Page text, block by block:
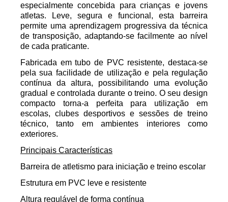
especialmente concebida para crianças e jovens
atletas. Leve, segura e funcional, esta barreira
permite uma aprendizagem progressiva da técnica
de transposição, adaptando-se facilmente ao nível
de cada praticante.
Fabricada em tubo de PVC resistente, destaca-se
pela sua facilidade de utilização e pela regulação
contínua da altura, possibilitando uma evolução
gradual e controlada durante o treino. O seu design
compacto torna-a perfeita para utilização em
escolas, clubes desportivos e sessões de treino
técnico, tanto em ambientes interiores como
exteriores.
Principais Características
Barreira de atletismo para iniciação e treino escolar
Estrutura em PVC leve e resistente
Altura regulável de forma contínua